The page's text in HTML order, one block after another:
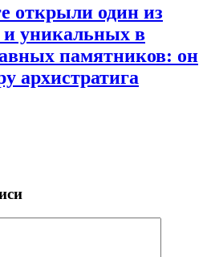
открыли один из
уникальных в
памятников: он
архистратига